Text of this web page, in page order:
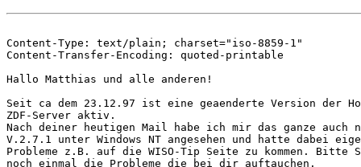
Content-Type: text/plain; charset="iso-8859-1"
Content-Transfer-Encoding: quoted-printable
Hallo Matthias und alle anderen!
Seit ca dem 23.12.97 ist eine geaenderte Version der
ZDF-Server aktiv.
Nach deiner heutigen Mail habe ich mir das ganze auch
V.2.7.1 unter Windows NT angesehen und hatte dabei
Probleme z.B. auf die WISO-Tip Seite zu kommen.
noch einmal die Probleme die bei dir auftauchen.